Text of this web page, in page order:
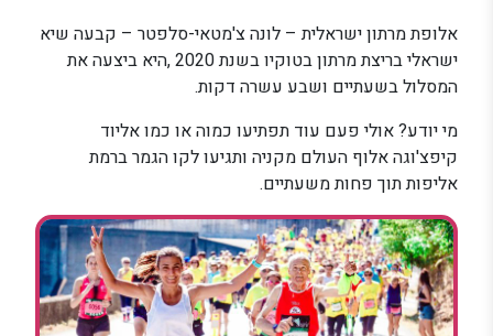
אלופת מרתון ישראלית – לונה צ'מטאי-סלפטר – קבעה שיא
ישראלי בריצת מרתון בטוקיו בשנת 2020 ,היא ביצעה את
המסלול בשעתיים ושבע עשרה דקות.
מי יודע? אולי פעם עוד תפתיעו כמוה או כמו אליוד
קיפצ'וגה אלוף העולם מקניה ותגיעו לקו הגמר ברמת
אליפות תוך פחות משעתיים.